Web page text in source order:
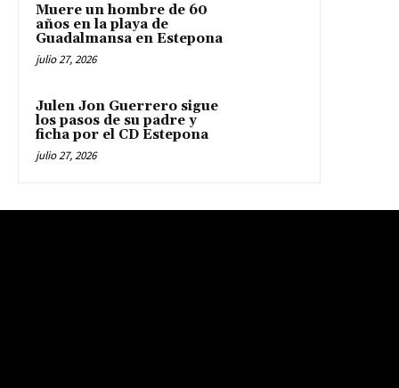
Muere un hombre de 60
años en la playa de
Guadalmansa en Estepona
julio 27, 2026
Julen Jon Guerrero sigue
los pasos de su padre y
ficha por el CD Estepona
julio 27, 2026